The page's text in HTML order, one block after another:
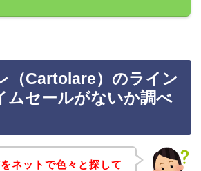
（Cartolare）のライン
ムセールがないか調べ
ネットで色々と探して